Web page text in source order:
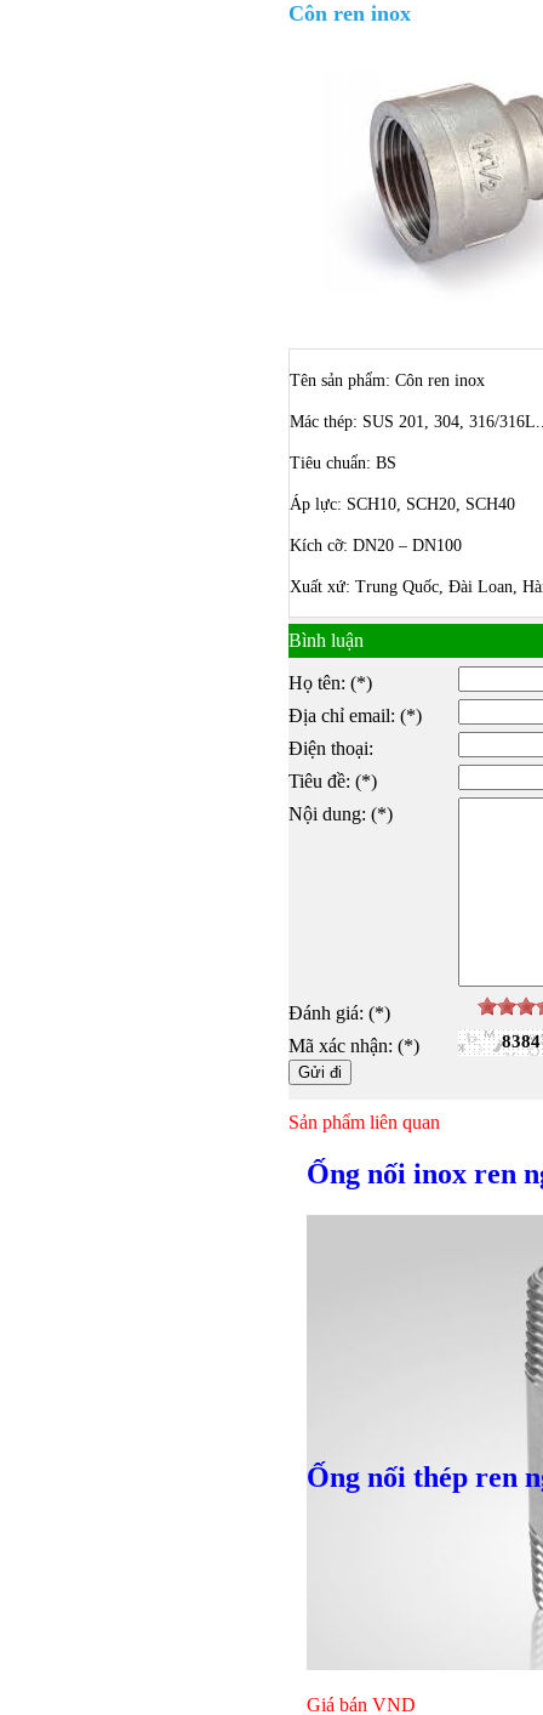
Bulong lục giác
Côn ren inox
Tên sản phẩm: Côn ren inox
Mác thép: SUS 201, 304, 316/
Tiêu chuẩn: BS
Áp lực: SCH10, SCH20, SCH40
Kích cỡ: DN20 – DN100
Xuất xứ: Trung Quốc, Đài Loan,
Bình luận
Họ tên: (*)
Địa chỉ email: (*)
Điện thoại:
Tiêu đề: (*)
Nội dung: (*)
Đánh giá: (*)
Mã xác nhận: (*)
8384
Sản phẩm liên quan
Ống nối inox ren
Giá bán VND
Ống nối thép ren